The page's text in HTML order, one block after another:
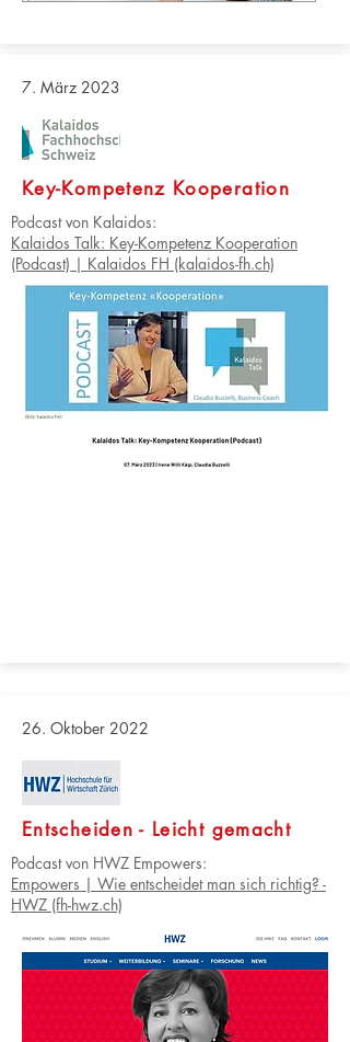
7. März 2023
Key-Kompetenz Kooperation
Podcast von Kalaidos:
Kalaidos Talk: Key-Kompetenz Kooperation
(Podcast) | Kalaidos FH (kalaidos-fh.ch)
26. Oktober 2022
Entscheiden - Leicht gemacht
Podcast von HWZ Empowers:
Empowers | Wie entscheidet man sich richtig? -
HWZ (fh-hwz.ch)